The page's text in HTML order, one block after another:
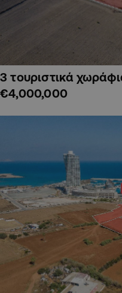
3 τουριστικά
€4,000,000